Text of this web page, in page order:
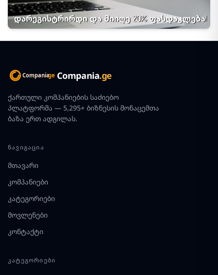
Compania.ge
ქართული კომპანიების საძიებო
პლატფორმა — 5,295+ ბიზნესის მონაცემთა
ბაზა ერთ ადგილას.
ᲜᲐᲕᲘᲒᲐᲪᲘᲐ
მთავარი
კომპანიები
კატეგორიები
მოვლენები
კონტაქტი
ᲙᲐᲢᲔᲒᲝᲠᲘᲔᲑᲘ